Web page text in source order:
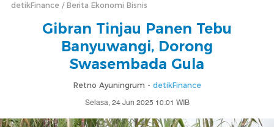
detikFinance Berita Ekonomi Bisnis
Gibran Tinjau Panen Tebu
Banyuwangi, Dorong
Swasembada Gula
Retno Ayuningrum - detikFinance
Selasa, 24 Jun 2025 10:01 WIB